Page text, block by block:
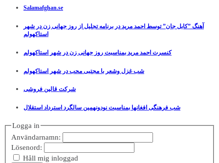
Salamafghan.se
آهنگ ”کابل جان” توسط احمد مرید در برنامه تجلیل از روز جهانی زن در شهر
استاکهولم
کنسرت احمد مرید بمناسبت روز جهانی زن در شهر استاکهولم
شب غزل وشعر با مجتبی محب در شهر استاکهولم
شرکت قالین فروشی
شب فرهنگی افغانها بمناسبت نودونهمین سالگرد استرداد استقلال
Logga in
Användarnamn:
Lösenord:
Håll mig inloggad